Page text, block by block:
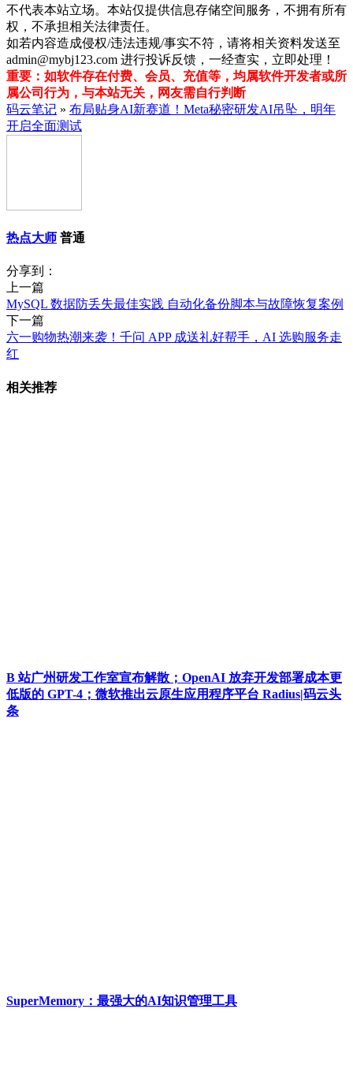
不代表本站立场。本站仅提供信息存储空间服务，不拥有所有
权，不承担相关法律责任。
如若内容造成侵权/违法违规/事实不符，请将相关资料发送至
admin@mybj123.com 进行投诉反馈，一经查实，立即处理！
重要：如软件存在付费、会员、充值等，均属软件开发者或所
属公司行为，与本站无关，网友需自行判断
码云笔记 » 布局贴身AI新赛道！Meta秘密研发AI吊坠，明年
开启全面测试
热点大师 普通
分享到：
上一篇
MySQL 数据防丢失最佳实践 自动化备份脚本与故障恢复案例
下一篇
六一购物热潮来袭！千问 APP 成送礼好帮手，AI 选购服务走
红
相关推荐
B 站广州研发工作室宣布解散；OpenAI 放弃开发部署成本更
低版的 GPT-4；微软推出云原生应用程序平台 Radius|码云头
条
SuperMemory：最强大的AI知识管理工具